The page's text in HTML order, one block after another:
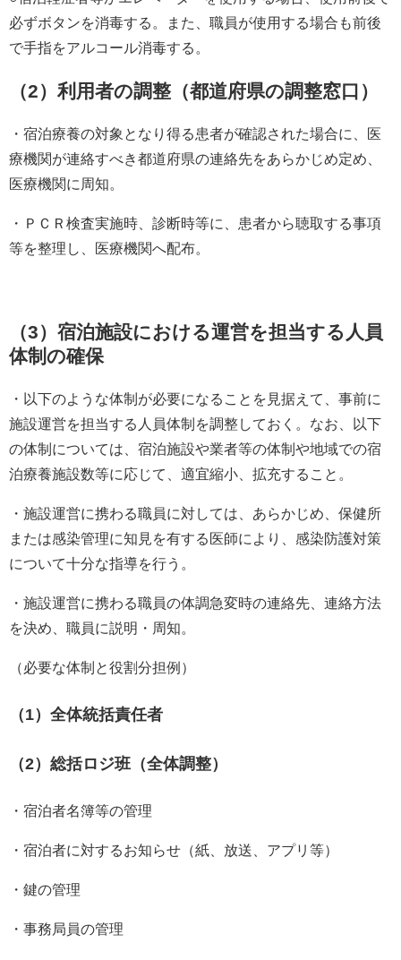
必ずボタンを消毒する。また、職員が使用する場合も前後
で手指をアルコール消毒する。
（2）利用者の調整（都道府県の調整窓口）
・宿泊療養の対象となり得る患者が確認された場合に、医
療機関が連絡すべき都道府県の連絡先をあらかじめ定め、
医療機関に周知。
・ＰＣＲ検査実施時、診断時等に、患者から聴取する事項
等を整理し、医療機関へ配布。
（3）宿泊施設における運営を担当する人員
体制の確保
・以下のような体制が必要になることを見据えて、事前に
施設運営を担当する人員体制を調整しておく。なお、以下
の体制については、宿泊施設や業者等の体制や地域での宿
泊療養施設数等に応じて、適宜縮小、拡充すること。
・施設運営に携わる職員に対しては、あらかじめ、保健所
または感染管理に知見を有する医師により、感染防護対策
について十分な指導を行う。
・施設運営に携わる職員の体調急変時の連絡先、連絡方法
を決め、職員に説明・周知。
（必要な体制と役割分担例）
（1）全体統括責任者
（2）総括ロジ班（全体調整）
・宿泊者名簿等の管理
・宿泊者に対するお知らせ（紙、放送、アプリ等）
・鍵の管理
・事務局員の管理